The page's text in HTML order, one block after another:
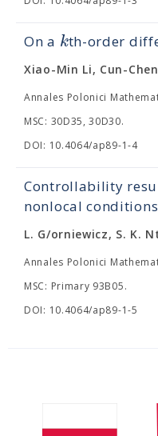
On a kth-order
Xiao-Min Li, Cun-
Annales Polonici
MSC: 30D35, 30D30.
DOI: 10.4064/ap89-1-4
Controllability
nonlocal conditions
L. G/orniewicz, S. K.
Annales Polonici
MSC: Primary 93B05.
DOI: 10.4064/ap89-1-5